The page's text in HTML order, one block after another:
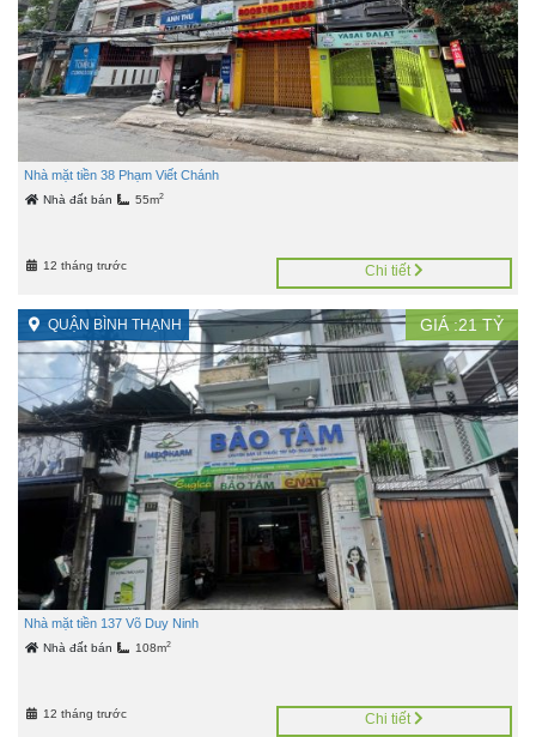
Nhà mặt tiền 38 Phạm Viết Chánh
Nhà đất bán 55m2
12 tháng trước Chi tiết
QUẬN BÌNH THẠNH GIÁ :21 TỶ
Nhà mặt tiền 137 Võ Duy Ninh
Nhà đất bán 108m2
12 tháng trước Chi tiết